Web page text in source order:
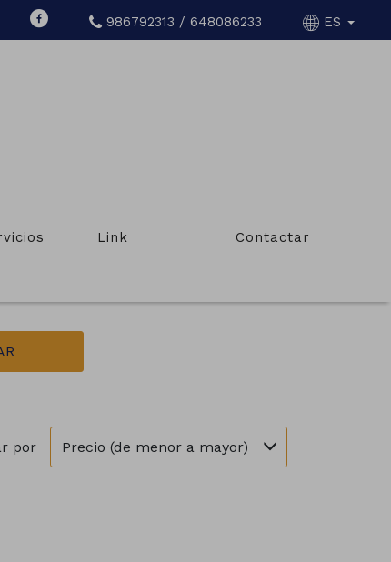
986792313 / 648086233 ES
Link Contactar
Tipo de inmueble
por Precio (de menor a mayor)